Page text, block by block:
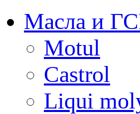
Масла и
Motul
Castrol
Liqui